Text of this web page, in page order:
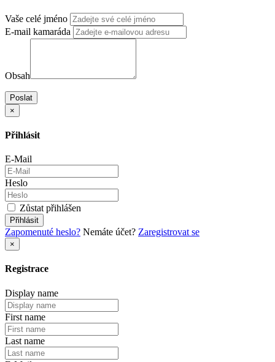
×
Poslat mailem kamarádovi
E-mail kamaráda
Obsah
×
Přihlásit
E-Mail
Heslo
Zůstat přihlášen
Přihlásit
Zapomenuté heslo?
×
Registrace
Display name